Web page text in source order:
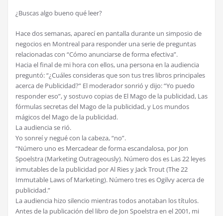
¿Buscas algo bueno qué leer?
Hace dos semanas, aparecí en pantalla durante un simposio de
negocios en Montreal para responder una serie de preguntas
relacionadas con “Cómo anunciarse de forma efectiva”.
Hacia el final de mi hora con ellos, una persona en la audiencia
preguntó: “¿Cuáles consideras que son tus tres libros principales
acerca de Publicidad?” El moderador sonrió y dijo: “Yo puedo
responder eso”, y sostuvo copias de El Mago de la publicidad, Las
fórmulas secretas del Mago de la publicidad, y Los mundos
mágicos del Mago de la publicidad.
La audiencia se rió.
Yo sonreí y negué con la cabeza, “no”.
“Número uno es Mercadear de forma escandalosa, por Jon
Spoelstra (Marketing Outrageously). Número dos es Las 22 leyes
inmutables de la publicidad por Al Ries y Jack Trout (The 22
Immutable Laws of Marketing). Número tres es Ogilvy acerca de
publicidad.”
La audiencia hizo silencio mientras todos anotaban los títulos.
Antes de la publicación del libro de Jon Spoelstra en el 2001, mi